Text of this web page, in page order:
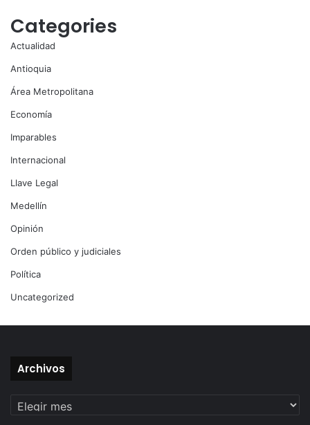
Categories
Actualidad
Antioquia
Área Metropolitana
Economía
Imparables
Internacional
Llave Legal
Medellín
Opinión
Orden público y judiciales
Política
Uncategorized
Archivos